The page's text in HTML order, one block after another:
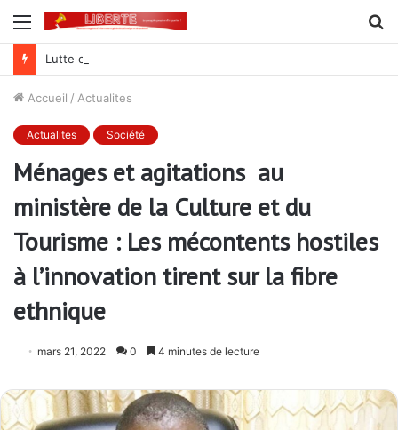
Menu
Accueil / Actualites
Actualites Société
Ménages et agitations au
ministère de la Culture et du
Tourisme : Les mécontents hostiles
à l’innovation tirent sur la fibre
ethnique
mars 21, 2022 0 4 minutes de lecture